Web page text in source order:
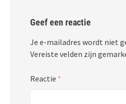
Geef een reactie
Je e-mailadres wordt niet
Vereiste velden zijn
Reactie *